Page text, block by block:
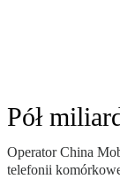
Pół
Operator China
telefonii